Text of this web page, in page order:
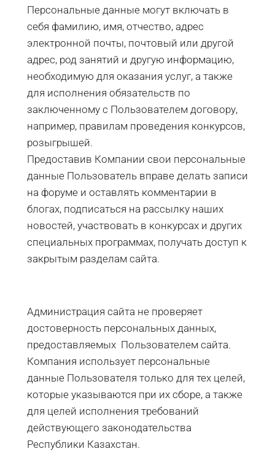
Персональные данные могут включать в
себя фамилию, имя, отчество, адрес
электронной почты, почтовый или другой
адрес, род занятий и другую информацию,
необходимую для оказания услуг, а также
для исполнения обязательств по
заключенному с Пользователем договору,
например, правилам проведения конкурсов,
розыгрышей.
Предоставив Компании свои персональные
данные Пользователь вправе делать записи
на форуме и оставлять комментарии в
блогах, подписаться на рассылку наших
новостей, участвовать в конкурсах и других
специальных программах, получать доступ к
закрытым разделам сайта.
Администрация сайта не проверяет
достоверность персональных данных,
предоставляемых Пользователем сайта.
Компания использует персональные
данные Пользователя только для тех целей,
которые указываются при их сборе, а также
для целей исполнения требований
действующего законодательства
Республики Казахстан.